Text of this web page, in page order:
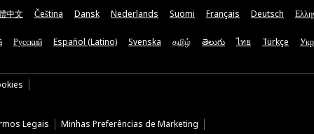
中文 Čeština Dansk Nederlands Suomi Français Deutsch
Русский Español (Latino) Svenska தமிழ் తెలుగు ไทย Türkçe
Legais Minhas Preferências de Marketing